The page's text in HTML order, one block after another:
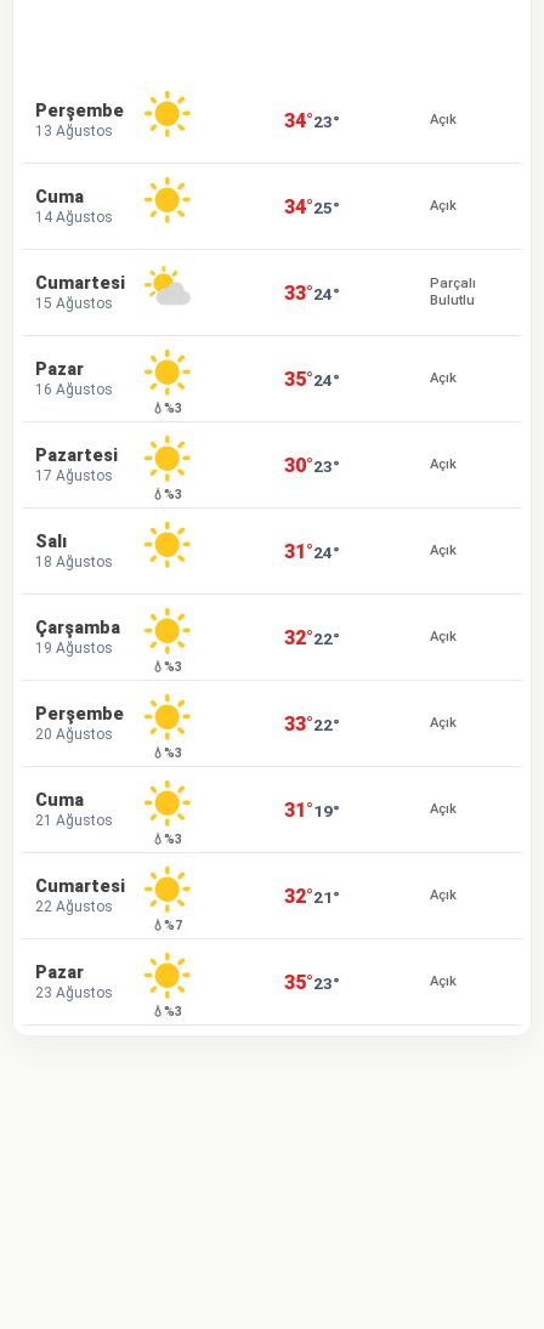
Perşembe
13 Ağustos 34°23° Açık
Cuma
14 Ağustos 34°25° Açık
Cumartesi
15 Ağustos 33°24°
Parçalı
Bulutlu
Pazar
16 Ağustos
💧%3
35°24° Açık
Pazartesi
17 Ağustos
💧%3
30°23° Açık
Salı
18 Ağustos 31°24° Açık
Çarşamba
19 Ağustos
💧%3
32°22° Açık
Perşembe
20 Ağustos
💧%3
33°22° Açık
Cuma
21 Ağustos
💧%3
31°19° Açık
Cumartesi
22 Ağustos
💧%7
32°21° Açık
Pazar
23 Ağustos
💧%3
35°23° Açık